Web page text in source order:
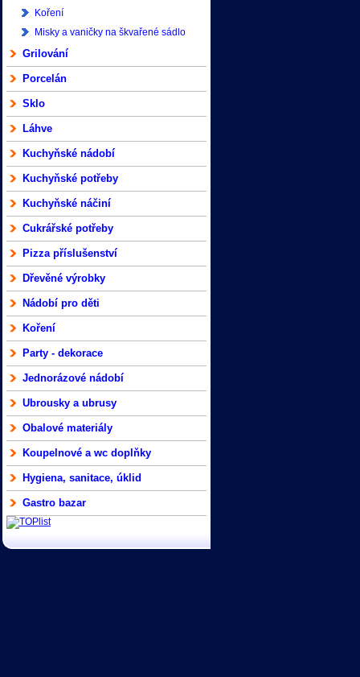
Koření
Misky a vaničky na škvařené sádlo
Grilování
Porcelán
Sklo
Láhve
Kuchyňské nádobí
Kuchyňské potřeby
Kuchyňské náčiní
Cukrářské potřeby
Pizza příslušenství
Dřevěné výrobky
Nádobí pro děti
Koření
Party - dekorace
Jednorázové nádobí
Ubrousky a ubrusy
Obalové materiály
Koupelnové a wc doplňky
Hygiena, sanitace, úklid
Gastro bazar